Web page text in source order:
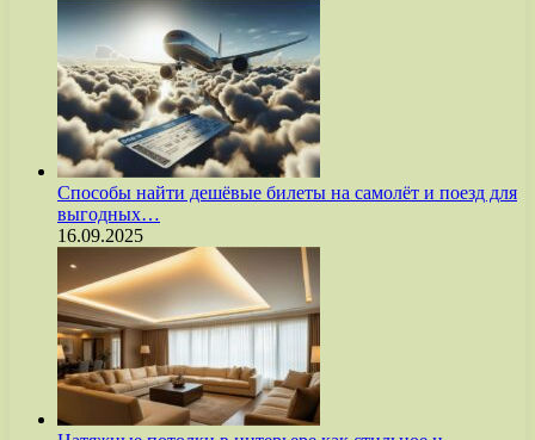
Способы найти дешёвые билеты на самолёт и поезд для
выгодных…
16.09.2025